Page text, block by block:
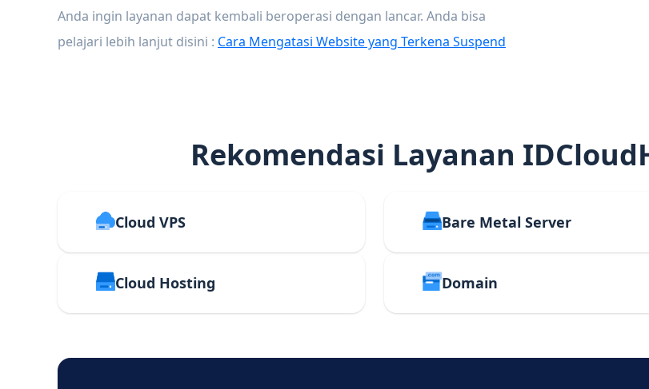
Anda ingin layanan dapat kembali beroperasi dengan lancar. Anda bisa
pelajari lebih lanjut disini : Cara Mengatasi Website yang Terkena Suspend
Rekomendasi Layanan
Cloud VPS Bare Metal Server
Cloud Hosting Domain